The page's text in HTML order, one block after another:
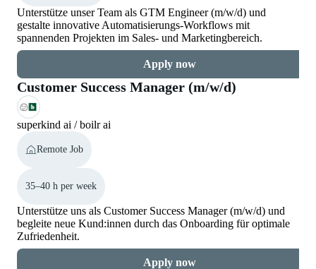
Unterstütze unser Team als GTM Engineer (m/w/d) und
gestalte innovative Automatisierungs-Workflows mit
spannenden Projekten im Sales- und Marketingbereich.
Apply now
Customer Success Manager (m/w/d)
superkind ai / boilr ai
Remote Job
35–40 h per week
Unterstütze uns als Customer Success Manager (m/w/d) und
begleite neue Kund:innen durch das Onboarding für optimale
Zufriedenheit.
Apply now